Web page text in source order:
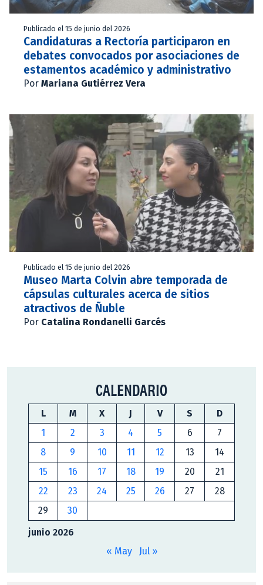
Publicado el 15 de junio del 2026
Candidaturas a Rectoría participaron en
debates convocados por asociaciones de
estamentos académico y administrativo
Por Mariana Gutiérrez Vera
Publicado el 15 de junio del 2026
Museo Marta Colvin abre temporada de
cápsulas culturales acerca de sitios
atractivos de Ñuble
Por Catalina Rondanelli Garcés
CALENDARIO
junio 2026
L M X J V S
D
1
2 3 4 5 6
7
8
9 10 11 12 13
14
15
16 17 18 19 20
21
22
23 24 25 26 27
28
29
30
« May Jul »